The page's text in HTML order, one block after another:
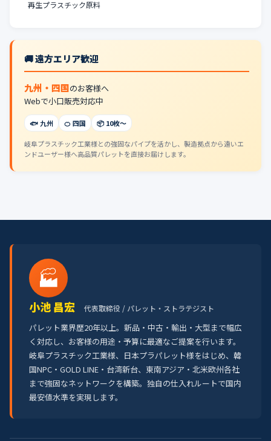
再生プラスチック原料
🚚 遠方エリア歓迎
九州・四国のお客様へ
Webで小口販売対応中
🐟 九州 🍊 四国 📦 10枚〜
岐阜プラスチック工業様との強固なパイプを活かし、製造拠点から遠いエ
ンドユーザー様へ高品質パレットを直接お届けします。
🏭
小池 昌宏 代表取締役 / パレット・ストラテジスト
パレット業界歴20年以上。新品・中古・輸出・大型まで幅広
く対応し、お客様の用途・予算に最適なご提案を行います。
岐阜プラスチック工業様、日本プラパレット様をはじめ、韓
国NPC・GOLD LINE・台湾新台、東南アジア・北米欧州各社
まで強固なネットワークを構築。独自の仕入れルートで国内
最安値水準を実現します。